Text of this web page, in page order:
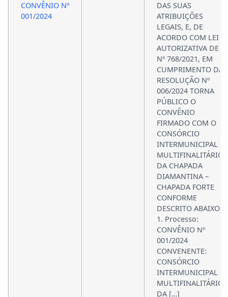
CONVÊNIO Nº
001/2024
DAS SUAS
ATRIBUIÇÕES
LEGAIS, E, DE
ACORDO COM LEI
AUTORIZATIVA DE
Nº 768/2021, EM
CUMPRIMENTO DA
RESOLUÇÃO Nº
006/2024 TORNA
PÚBLICO O
CONVÊNIO
FIRMADO COM O
CONSÓRCIO
INTERMUNICIPAL
MULTIFINALITÁRIO
DA CHAPADA
DIAMANTINA –
CHAPADA FORTE
CONFORME
DESCRITO ABAIXO:
1. Processo:
CONVÊNIO Nº
001/2024
CONVENENTE:
CONSÓRCIO
INTERMUNICIPAL
MULTIFINALITÁRIO
DA […]